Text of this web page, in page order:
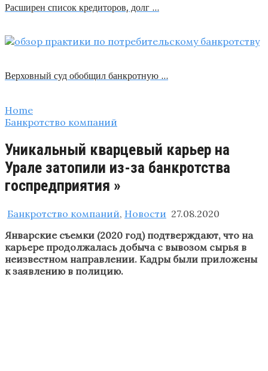
Расширен список кредиторов, долг …
Верховный суд обобщил банкротную …
Home
Банкротство компаний
Уникальный кварцевый карьер на
Урале затопили из-за банкротства
госпредприятия »
Банкротство компаний, Новости 27.08.2020
Январские съемки (2020 год) подтверждают, что на
карьере продолжалась добыча с вывозом сырья в
неизвестном направлении. Кадры были приложены
к заявлению в полицию.